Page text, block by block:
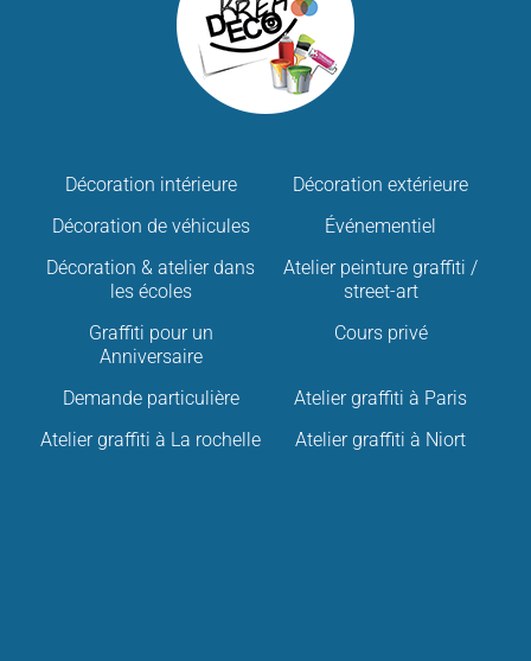
Décoration intérieure
Décoration extérieure
Décoration de véhicules
Événementiel
Décoration & atelier dans
les écoles
Atelier peinture graffiti /
street-art
Graffiti pour un
Anniversaire
Cours privé
Demande particulière
Atelier graffiti à Paris
Atelier graffiti à La rochelle
Atelier graffiti à Niort